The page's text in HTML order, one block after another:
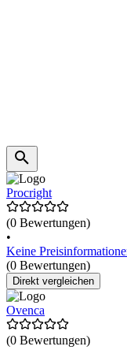
Procright
(0 Bewertungen)
•
Keine
(0 Bewertungen)
Direkt vergleichen
Ovenca
(0 Bewertungen)